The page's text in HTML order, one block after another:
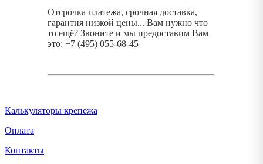
Отсрочка платежа, срочная доставка,
гарантия низкой цены... Вам нужно что
то ещё? Звоните и мы предоставим Вам
это: +7 (495) 055-68-45
Калькуляторы крепежа
Оплата
Контакты